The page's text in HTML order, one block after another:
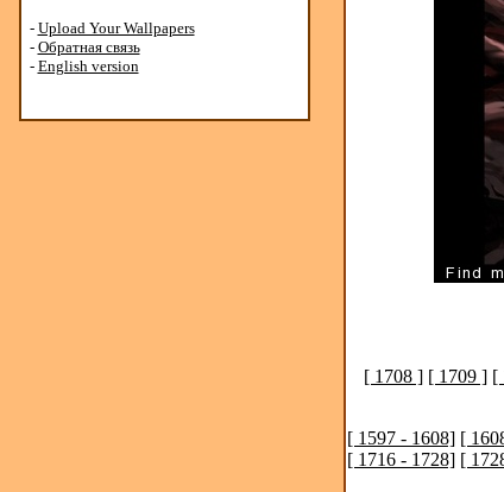
- Upload Your Wallpapers
- Обратная связь
- English version
[ 1708 ] [ 1709 ] [
[ 1597 - 1608] [
[ 1716 - 1728] [